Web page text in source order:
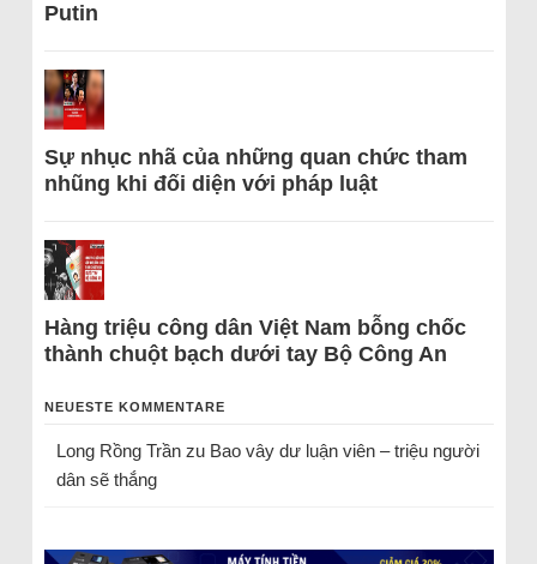
Putin
Sự nhục nhã của những quan chức tham
nhũng khi đối diện với pháp luật
Hàng triệu công dân Việt Nam bỗng chốc
thành chuột bạch dưới tay Bộ Công An
NEUESTE KOMMENTARE
Long Rồng Trầnzu Bao vây dư luận viên – triệu người
dân sẽ thắng